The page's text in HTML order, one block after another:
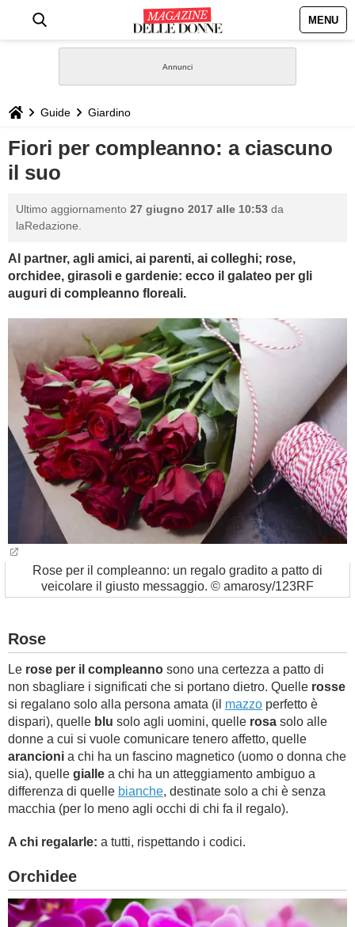
MENU
STILE
BIOGRAFIE
DEFINIZIONI
GASTRONOMIA
CAPELLI
SESSO
BAMBINO
DIETA
GUIDE
FORUM
Guide Giardino
Fiori per compleanno: a ciascuno
il suo
Ultimo aggiornamento 27 giugno 2017 alle 10:53 da
laRedazione.
Al partner, agli amici, ai parenti, ai colleghi; rose,
orchidee, girasoli e gardenie: ecco il galateo per gli
auguri di compleanno floreali.
Rose per il compleanno: un regalo gradito a patto di
veicolare il giusto messaggio. © amarosy/123RF
Rose
Le rose per il compleanno sono una certezza a patto di
non sbagliare i significati che si portano dietro. Quelle rosse
si regalano solo alla persona amata (il mazzo perfetto è
dispari), quelle blu solo agli uomini, quelle rosa solo alle
donne a cui si vuole comunicare tenero affetto, quelle
arancioni a chi ha un fascino magnetico (uomo o donna che
sia), quelle gialle a chi ha un atteggiamento ambiguo a
differenza di quelle bianche, destinate solo a chi è senza
macchia (per lo meno agli occhi di chi fa il regalo).
A chi regalarle: a tutti, rispettando i codici.
Orchidee